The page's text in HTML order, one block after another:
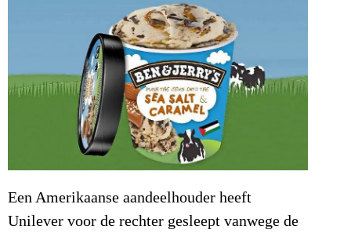
Een Amerikaanse aandeelhouder heeft
Unilever voor de rechter gesleept vanwege de